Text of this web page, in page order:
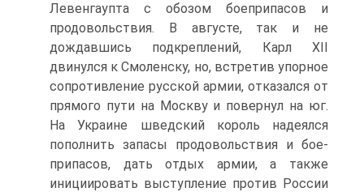
Левенгаупта с обозом боеприпасов и
продовольствия. В августе, так и не
дождавшись подкреп­лений, Карл XII
двинулся к Смоленску, но, встретив упор­ное
сопротивление русской армии, отказался от
прямого пути на Москву и повернул на юг.
На Украине шведский король надеялся
пополнить запасы продовольствия и бое­
припасов, дать отдых армии, а также
инициировать вы­ступление против России